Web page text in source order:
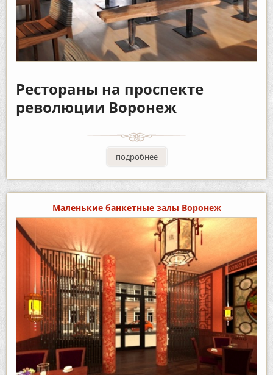
Рестораны на проспекте
революции Воронеж
подробнее
Маленькие банкетные залы Воронеж